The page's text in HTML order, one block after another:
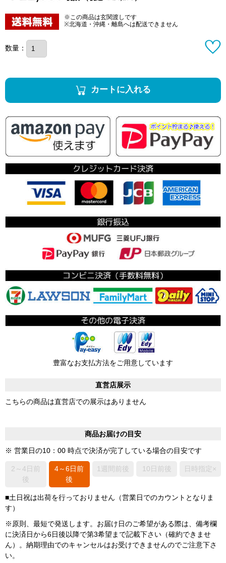
※この商品は玄関渡しです
※北海道・沖縄・離島へは配送できません
数量：
カートに入れる
豊富なお支払方法をご用意しています
直営店展示
こちらの商品は直営店での展示はありません
商品お届けの目安
※ 営業日の10：00 時点で決済が完了している場合の目安です
2～4日前
後
4～6日前
後
1週間前後 10日前後 日時指定×
■土日祝は出荷を行っておりません（営業日でのカウントとなりま
す）
※原則、最短で発送します。お届け日のご希望がある際は、備考欄
に決済日から6日後以降で第3希望まで記載下さい（確約できませ
ん）。納期理由でのキャンセルはお受けできませんのでご注意下さ
い。